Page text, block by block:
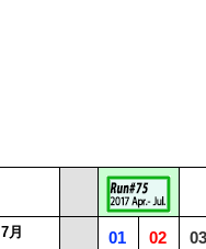
7月 01 02 03